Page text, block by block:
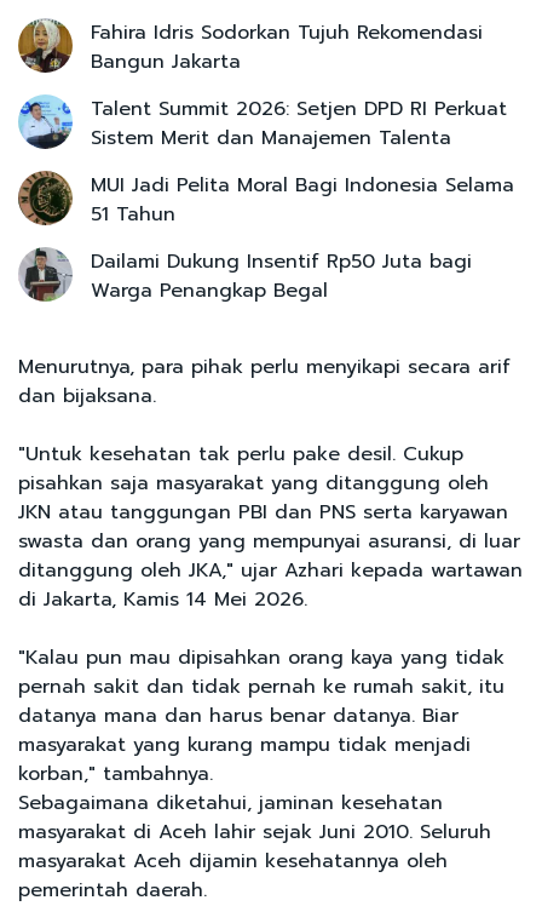
Fahira Idris Sodorkan Tujuh Rekomendasi
Bangun Jakarta
Talent Summit 2026: Setjen DPD RI Perkuat
Sistem Merit dan Manajemen Talenta
MUI Jadi Pelita Moral Bagi Indonesia Selama
51 Tahun
Dailami Dukung Insentif Rp50 Juta bagi
Warga Penangkap Begal
Menurutnya, para pihak perlu menyikapi secara arif
dan bijaksana.
"Untuk kesehatan tak perlu pake desil. Cukup
pisahkan saja masyarakat yang ditanggung oleh
JKN atau tanggungan PBI dan PNS serta karyawan
swasta dan orang yang mempunyai asuransi, di luar
ditanggung oleh JKA," ujar Azhari kepada wartawan
di Jakarta, Kamis 14 Mei 2026.
"Kalau pun mau dipisahkan orang kaya yang tidak
pernah sakit dan tidak pernah ke rumah sakit, itu
datanya mana dan harus benar datanya. Biar
masyarakat yang kurang mampu tidak menjadi
korban," tambahnya.
Sebagaimana diketahui, jaminan kesehatan
masyarakat di Aceh lahir sejak Juni 2010. Seluruh
masyarakat Aceh dijamin kesehatannya oleh
pemerintah daerah.